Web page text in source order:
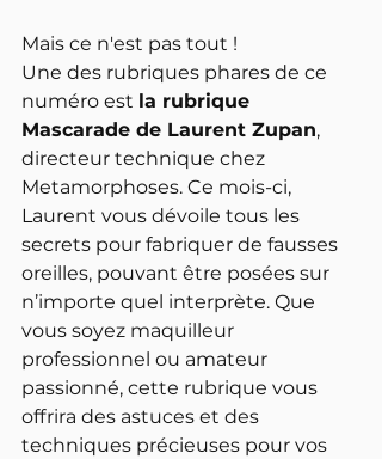
Mais ce n'est pas tout !
Une des rubriques phares de ce
numéro est la rubrique
Mascarade de Laurent Zupan,
directeur technique chez
Metamorphoses. Ce mois-ci,
Laurent vous dévoile tous les
secrets pour fabriquer de fausses
oreilles, pouvant être posées sur
n’importe quel interprète. Que
vous soyez maquilleur
professionnel ou amateur
passionné, cette rubrique vous
offrira des astuces et des
techniques précieuses pour vos